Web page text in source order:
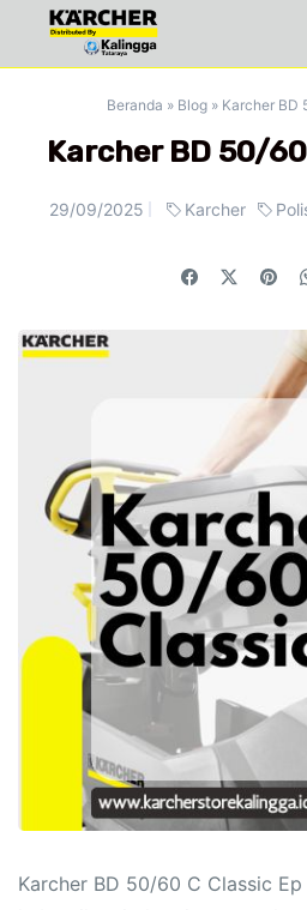
Beranda » Blog » Karcher BD
Karcher BD 50/
29/09/2025 Karcher
Karcher BD 50/60 C Classic Ep